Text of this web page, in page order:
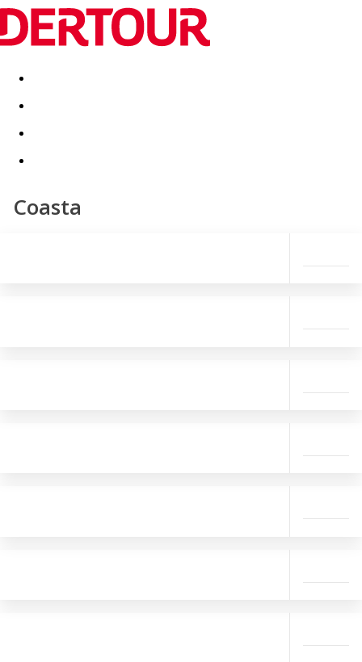
Destinatii Vacanta perfecta OFERTE DE NERATAT
Coasta